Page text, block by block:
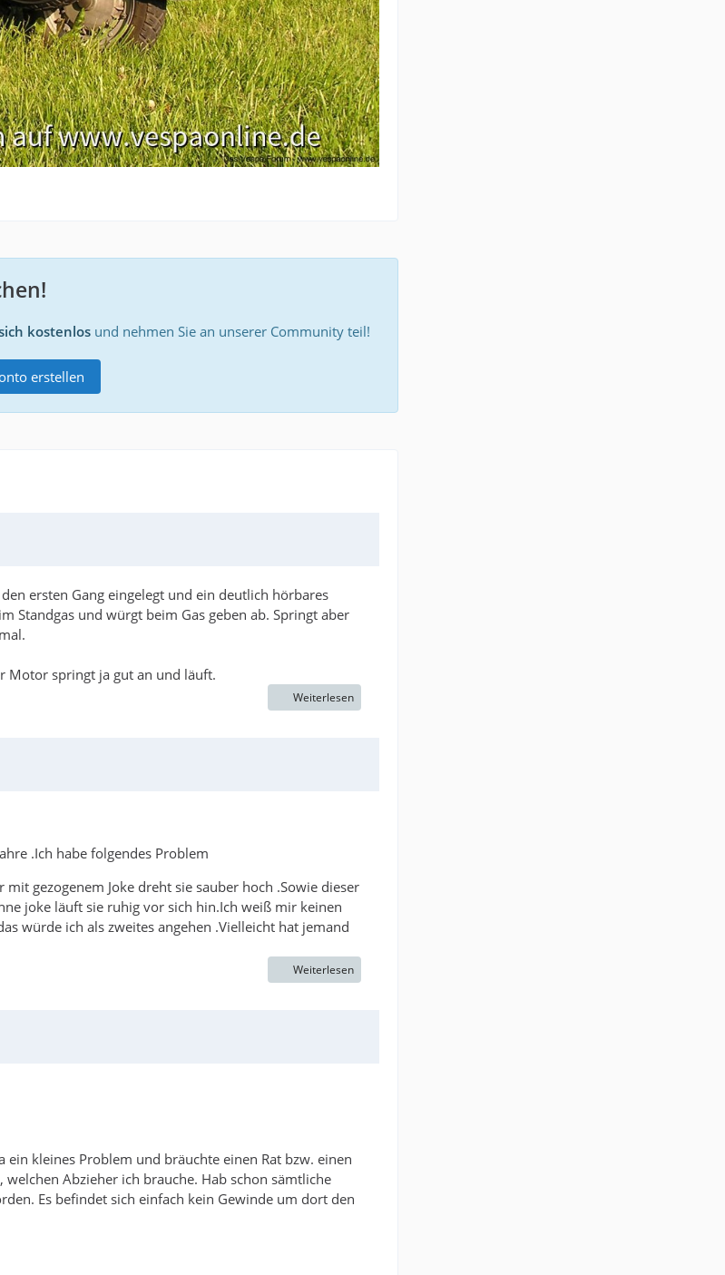
kostenlosund nehmen Sie an unserer Community teil!
erstellen
ersten Gang eingelegt und ein deutlich hörbares
Standgas und würgt beim Gas geben ab. Springt aber
Motor springt ja gut an und läuft.
Weiterlesen
.Ich habe folgendes Problem
gezogenem Joke dreht sie sauber hoch .Sowie dieser
joke läuft sie ruhig vor sich hin.Ich weiß mir keinen
würde ich als zweites angehen .Vielleicht hat jemand
Weiterlesen
kleines Problem und bräuchte einen Rat bzw. einen
Abzieher ich brauche. Hab schon sämtliche
Es befindet sich einfach kein Gewinde um dort den